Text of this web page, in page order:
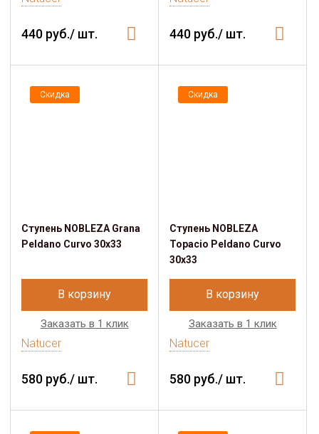
440 руб./ шт. 440 руб./ шт.
Скидка
Ступень NOBLEZA Grana
Peldano Curvo 30x33
В корзину
Заказать в 1 клик
Natucer
580 руб./ шт.
Скидка
Ступень NOBLEZA
Topacio Peldano Curvo
30x33
В корзину
Заказать в 1 клик
Natucer
580 руб./ шт.